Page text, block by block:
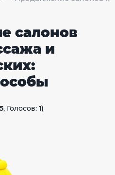
салонов
и
5, Голосов: 1)